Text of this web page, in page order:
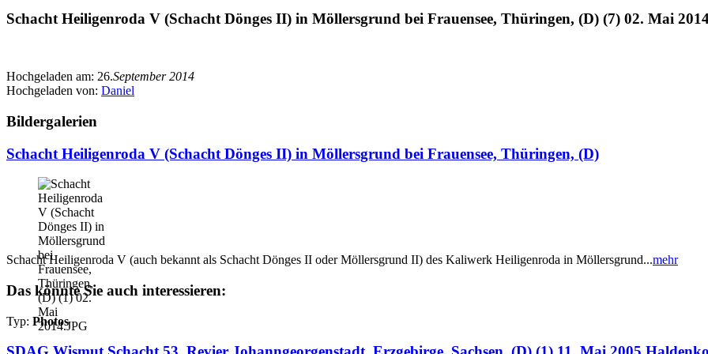
Schacht Heiligenroda V (Schacht Dönges II) in Möllersgrund bei Frauensee, Thüringen, (D) (7) 02. Mai
Hochgeladen am: 26.September 2014
Hochgeladen von: Daniel
Bildergalerien
Schacht Heiligenroda V (Schacht Dönges II) in Möllersgrund bei Frauensee, Thüringen, (D)
Schacht Heiligenroda V (auch bekannt als Schacht Dönges II oder Möllersgrund II) des Kaliwerk Heiligenroda in Möllersgrund...mehr
Das könnte Sie auch interessieren:
Typ: Photos